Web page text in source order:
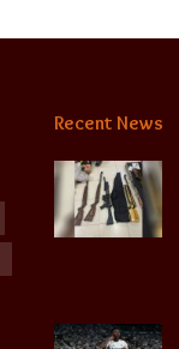
Recent News